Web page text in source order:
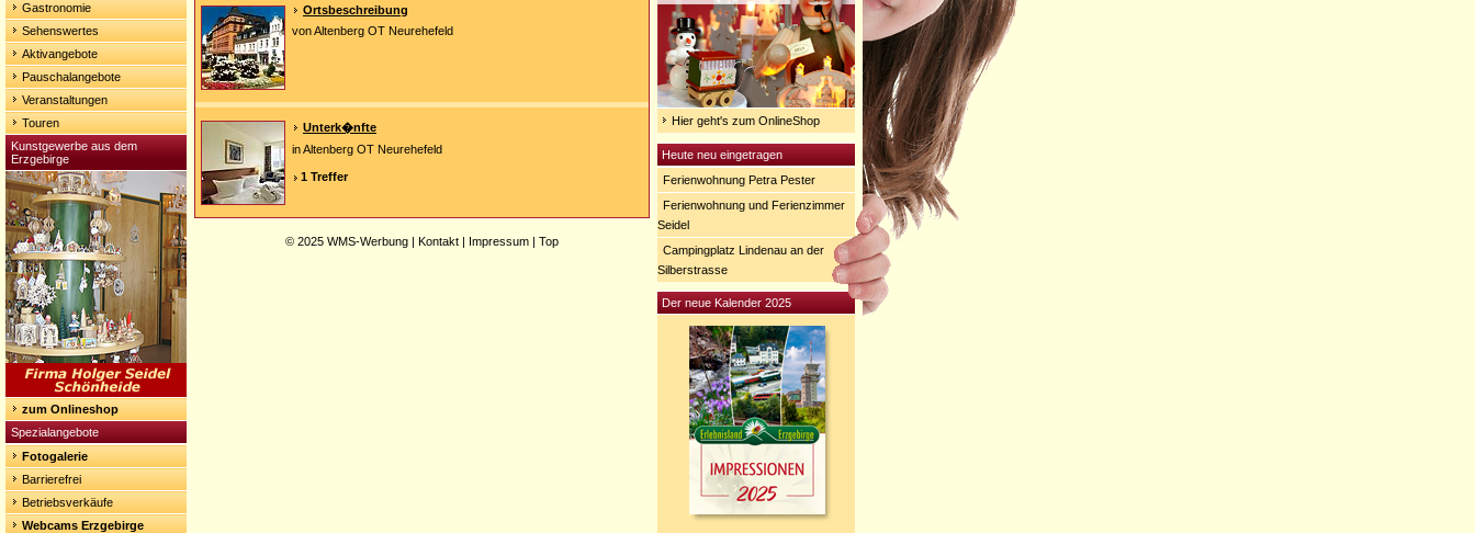
Gastronomie
Sehenswertes
Aktivangebote
Pauschalangebote
Veranstaltungen
Touren
Kunstgewerbe aus dem
Erzgebirge
zum Onlineshop
Spezialangebote
Fotogalerie
Barrierefrei
Betriebsverkäufe
Webcams Erzgebirge
Ortsbeschreibung
von Altenberg OT Neurehefeld
Unterk�nfte
in Altenberg OT Neurehefeld
1 Treffer
© 2025 WMS-Werbung | Kontakt | Impressum | Top
Hier geht's zum OnlineShop
Heute neu eingetragen
Ferienwohnung Petra Pester
Ferienwohnung und Ferienzimmer
Seidel
Campingplatz Lindenau an der
Silberstrasse
Der neue Kalender 2025